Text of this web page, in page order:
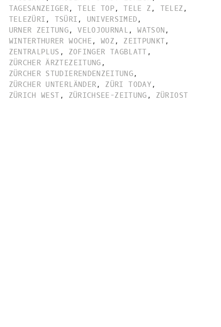
TAGESANZEIGER, TELE TOP, TELE Z , TELEZ ,
TELEZÜRI , TSÜRI , UNIVERSIMED ,
URNER ZEITUNG, VELOJOURNAL , WATSON ,
WINTERTHURER WOCHE , WOZ , ZEITPUNKT,
ZENTRALPLUS , ZOFINGER TAGBLATT ,
ZÜRCHER ÄRZTEZEITUNG ,
ZÜRCHER STUDIERENDENZEITUNG,
ZÜRCHER UNTERLÄNDER, ZÜRI TODAY,
ZÜRICH WEST , ZÜRICHSEE-ZEITUNG , ZÜRIOST